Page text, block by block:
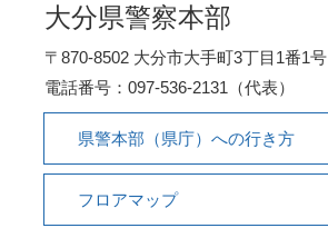
大分県警察本部
〒870-8502 大分市大手町3丁目1番1号
電話番号：097-536-2131（代表）
県警本部（県庁）への行き方
フロアマップ